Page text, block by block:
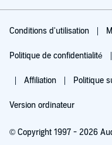
Conditions d'utilisation
Politique de confidentialité
Affiliation Politique
Version ordinateur
© Copyright 1997 - 2026